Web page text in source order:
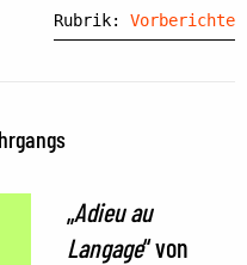
Rubrik: Vorberichte
„Adieu au
Langage“ von